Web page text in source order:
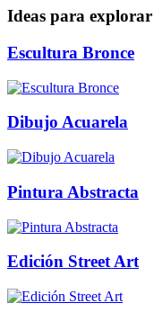
Ideas para explorar
Escultura Bronce
Dibujo Acuarela
Pintura Abstracta
Edición Street Art